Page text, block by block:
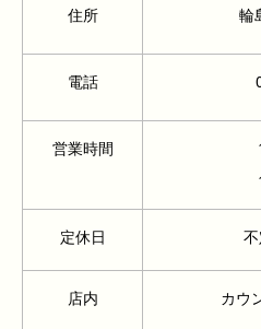
住所 輪
電話
営業時間
定休日 不
店内 カウ